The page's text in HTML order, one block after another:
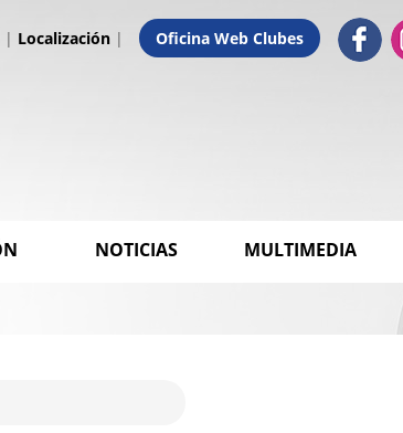
| Localización | Oficina Web Clubes
NOTICIAS MULTIMEDIA